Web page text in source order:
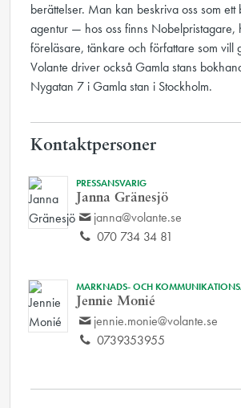
berättelser. Man kan beskriva oss som
agentur — hos oss finns Nobelpristagare,
föreläsare, tänkare och författare som vill
Volante driver också Gamla stans
Nygatan 7 i Gamla stan i Stockholm.
Kontaktpersoner
PRESSANSVARIG
Janna Gränesjö
janna@volante.se
070 734 34 81
MARKNADS- OCH
Jennie Monié
jennie.monie@volante.se
0739353955